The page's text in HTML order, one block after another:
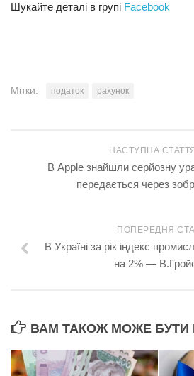
Шукайте деталі в групі Facebook
Мітки: податок рахунок
НАСТУПНА
В Apple знайшли серйозну
передається через
ПОПЕРЕДНЯ
В Україні за рік індекс
на 2% —
ВАМ ТАКОЖ МОЖЕ БУТИ